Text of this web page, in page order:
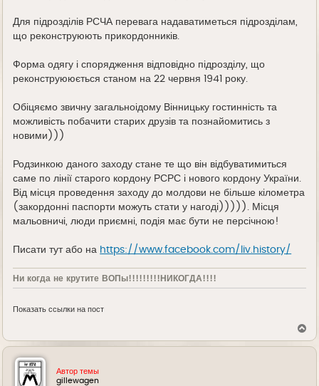
Для підрозділів РСЧА перевага надаватиметься підрозділам,
що реконструюють прикордонників.
Форма одягу і спорядження відповідно підрозділу, що
реконструююється станом на 22 червня 1941 року.
Обіцяємо звичну загальноідому Вінницьку гостинність та
можливість побачити старих друзів та познайомитись з
новими)))
Родзинкою даного заходу стане те що він відбуватимиться
саме по лінії старого кордону РСРС і нового кордону України.
Від місця проведення заходу до молдови не більше кілометра
(закордонні паспорти можуть стати у нагоді))))). Місця
мальовничі, люди приємні, подія має бути не персічною!
Писати тут або на https://www.facebook.com/liv.history/
Ни когда не крутите ВОПы!!!!!!!!!НИКОГДА!!!!
Показать ссылки на пост
е
р
Автор темы
gillewagen